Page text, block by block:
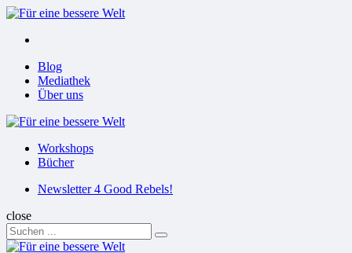
Menu
Menu
Blog
Mediathek
Über uns
Für
Workshops
Bücher
SuchenNewsletter 4 Good Rebels!
close
Search
for:
Suchen
Für